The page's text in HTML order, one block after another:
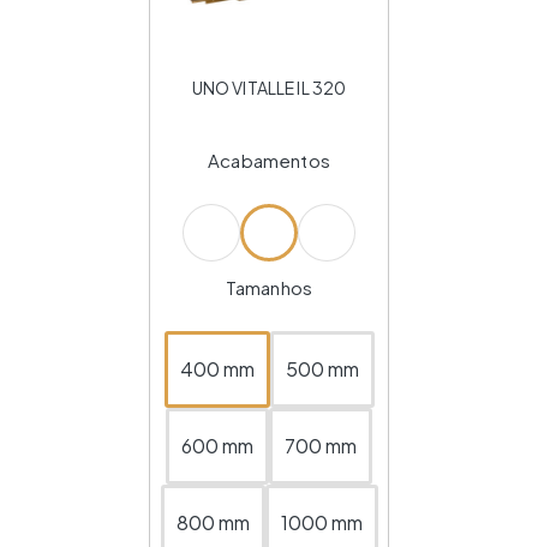
UNO VITALLE IL 320
Acabamentos
Tamanhos
400 mm 500 mm
600 mm 700 mm
800 mm 1000 mm